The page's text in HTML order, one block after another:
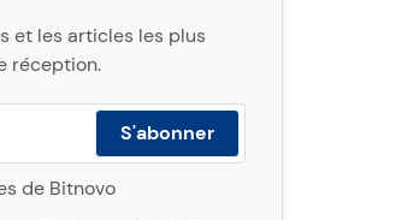
et les articles les plus
réception.
de Bitnovo